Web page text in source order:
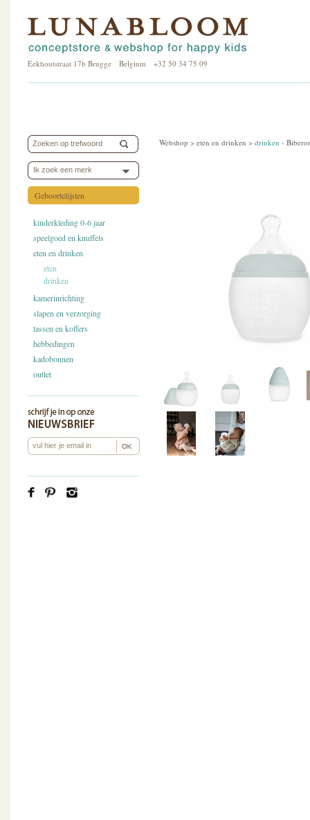
Eekhoutstraat 17b Brugge Belgium +32 50 34 75 09
Ik zoek een merk
Geboortelijsten
kinderkleding 0-6 jaar
speelgoed en knuffels
eten en drinken
eten
drinken
kamerinrichting
slapen en verzorging
tassen en koffers
hebbedingen
kadobonnen
outlet
Webshop > eten en drinken > drinken -